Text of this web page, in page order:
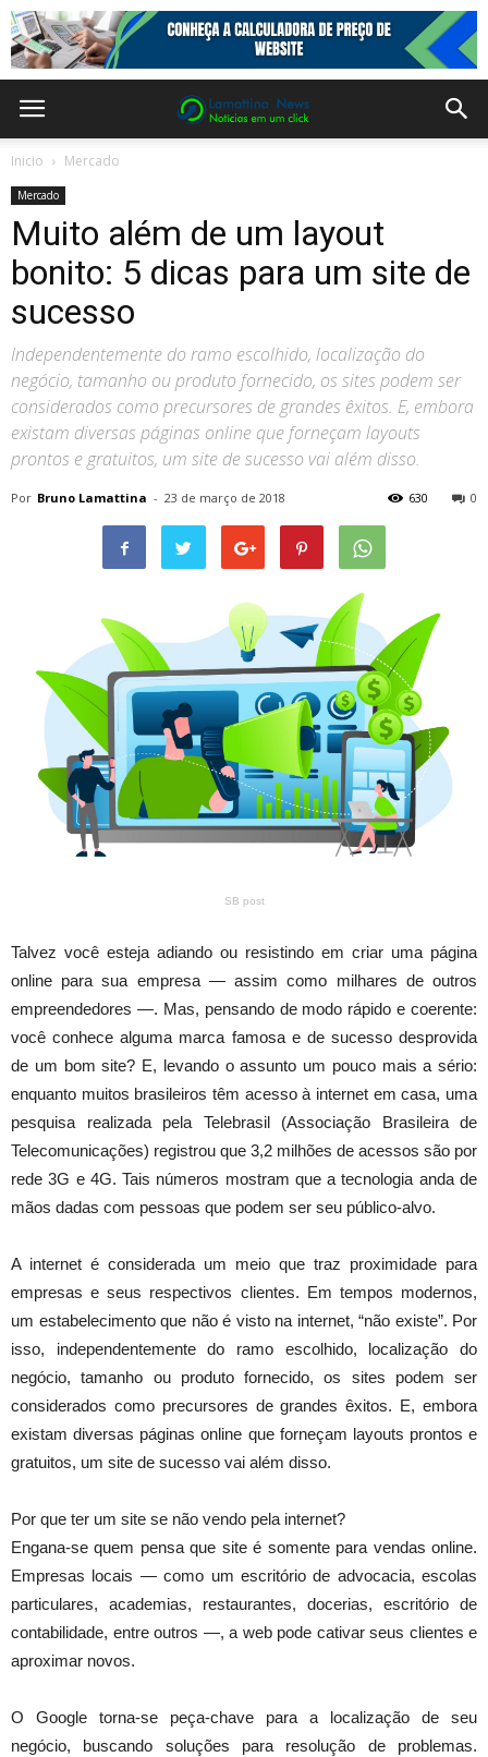
Inicio Mercado
Mercado
Muito além de um layout
bonito: 5 dicas para um site de
sucesso
Independentemente do ramo escolhido, localização do
negócio, tamanho ou produto fornecido, os sites podem ser
considerados como precursores de grandes êxitos. E, embora
existam diversas páginas online que forneçam layouts
prontos e gratuitos, um site de sucesso vai além disso.
Por Bruno Lamattina - 23 de março de 2018 0
630
SB post
Talvez você esteja adiando ou resistindo em criar uma página
online para sua empresa — assim como milhares de outros
empreendedores —. Mas, pensando de modo rápido e coerente:
você conhece alguma marca famosa e de sucesso desprovida
de um bom site? E, levando o assunto um pouco mais a sério:
enquanto muitos brasileiros têm acesso à internet em casa, uma
pesquisa realizada pela Telebrasil (Associação Brasileira de
Telecomunicações) registrou que 3,2 milhões de acessos são por
rede 3G e 4G. Tais números mostram que a tecnologia anda de
mãos dadas com pessoas que podem ser seu público-alvo.
A internet é considerada um meio que traz proximidade para
empresas e seus respectivos clientes. Em tempos modernos,
um estabelecimento que não é visto na internet, “não existe”. Por
isso, independentemente do ramo escolhido, localização do
negócio, tamanho ou produto fornecido, os sites podem ser
considerados como precursores de grandes êxitos. E, embora
existam diversas páginas online que forneçam layouts prontos e
gratuitos, um site de sucesso vai além disso.
Por que ter um site se não vendo pela internet?
Engana-se quem pensa que site é somente para vendas online.
Empresas locais — como um escritório de advocacia, escolas
particulares, academias, restaurantes, docerias, escritório de
contabilidade, entre outros —, a web pode cativar seus clientes e
aproximar novos.
O Google torna-se peça-chave para a localização de seu
negócio, buscando soluções para resolução de problemas.